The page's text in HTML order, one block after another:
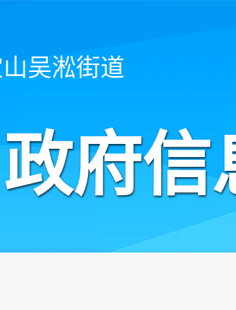
吴淞街道
政府信